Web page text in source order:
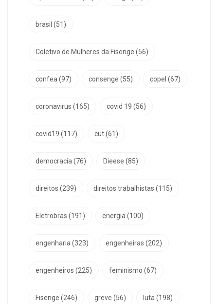
brasil (51)
Coletivo de Mulheres da Fisenge (56)
confea(97) consenge (55) copel (67)
coronavirus (165) covid 19 (56)
covid19 (117) cut(61)
democracia(76) Dieese (85)
direitos (239) direitos trabalhistas (115)
Eletrobras (191) energia(100)
engenharia(323) engenheiras (202)
engenheiros (225) feminismo (67)
Fisenge (246) greve (56) luta(198)